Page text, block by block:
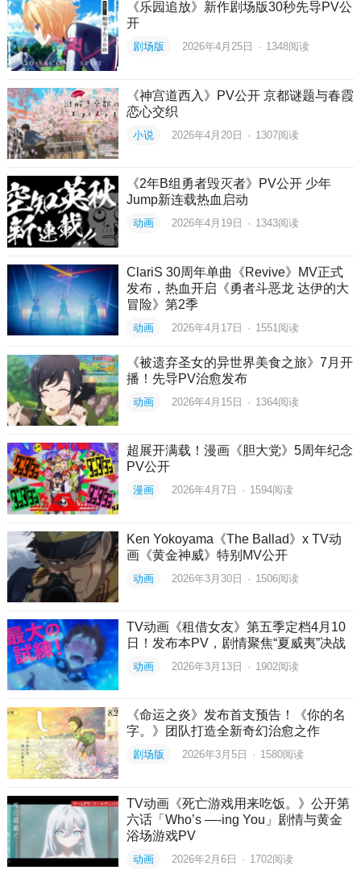
《乐园追放》新作剧场版30秒先导PV公
开
剧场版 2026年4月25日 · 1348阅读
《神宫道西入》PV公开 京都谜题与春霞
恋心交织
小说 2026年4月20日 · 1307阅读
《2年B组勇者毁灭者》PV公开 少年
Jump新连载热血启动
动画 2026年4月19日 · 1343阅读
ClariS 30周年单曲《Revive》MV正式
发布，热血开启《勇者斗恶龙 达伊的大
冒险》第2季
动画 2026年4月17日 · 1551 阅读
《被遗弃圣女的异世界美食之旅》7月开
播！先导PV治愈发布
动画 2026年4月15日 · 1364阅读
超展开满载！漫画《胆大党》5周年纪念
PV公开
漫画 2026年4月7日 · 1594阅读
Ken Yokoyama《The Ballad》x TV动
画《黄金神威》特别MV公开
动画 2026年3月30日 · 1506阅读
TV动画《租借女友》第五季定档4月10
日！发布本PV，剧情聚焦“夏威夷”决战
动画 2026年3月13日 · 1902阅读
《命运之炎》发布首支预告！《你的名
字。》团队打造全新奇幻治愈之作
剧场版 2026年3月5日 · 1580阅读
TV动画《死亡游戏用来吃饭。》公开第
六话「Who’s —-ing You」剧情与黄金
浴场游戏PV
动画 2026年2月6日 · 1702阅读